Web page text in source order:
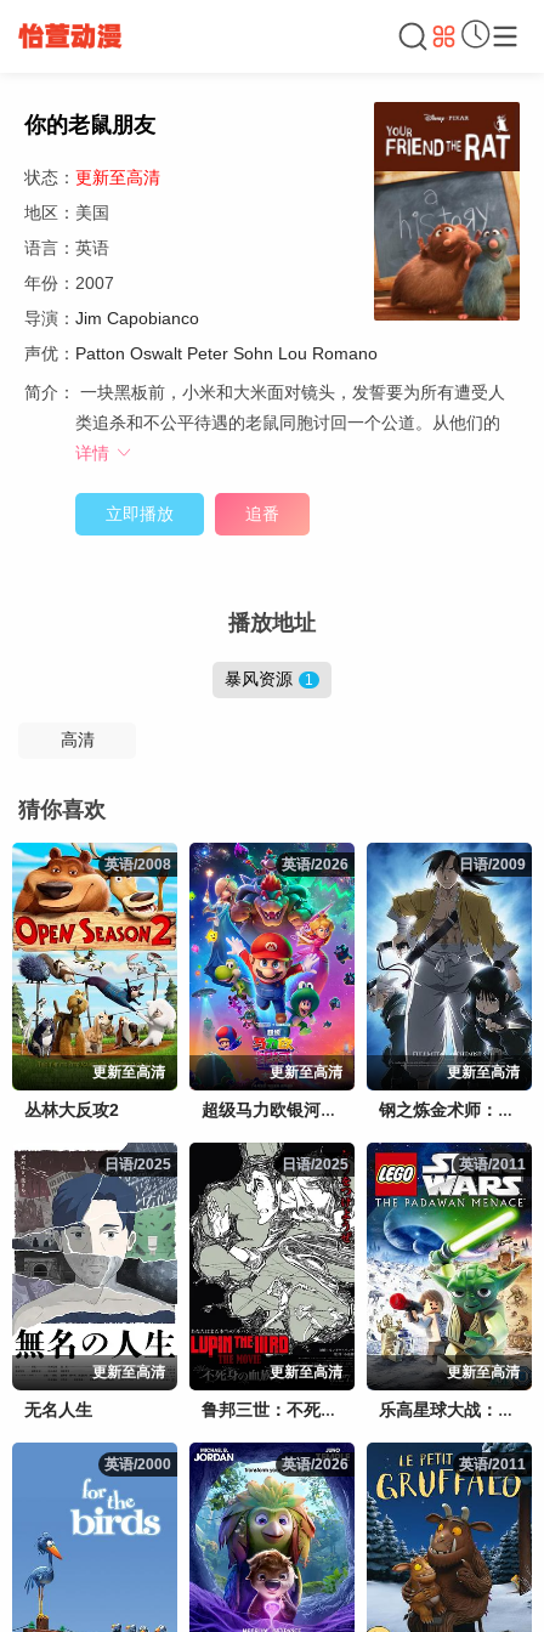
你的老鼠朋友
状态： 更新至高清
地区：美国
语言：英语
年份：2007
导演： Jim Capobianco
声优： Patton Oswalt Peter Sohn Lou Romano
简介：
一块黑板前，小米和大米面对镜头，发誓要为所有遭受人
类追杀和不公平待遇的老鼠同胞讨回一个公道。从他们的
详情
立即播放 追番
播放地址
暴风资源 1
高清
猜你喜欢
英语/2008
英语/2008
更新至高清
丛林大反攻2
英语/2026
英语/2026
更新至高清
超级马力欧银河大电影
日语/2009
日语/2009
更新至高清
钢之炼金术师：单纯的人们
日语/2025
日语/2025
更新至高清
无名人生
日语/2025
日语/2025
更新至高清
鲁邦三世：不死身的血族
英语/2011
英语/2011
更新至高清
乐高星球大战：学徒危机
英语/2000
英语/2000 英语/2026
英语/2026 英语/2011
英语/2011